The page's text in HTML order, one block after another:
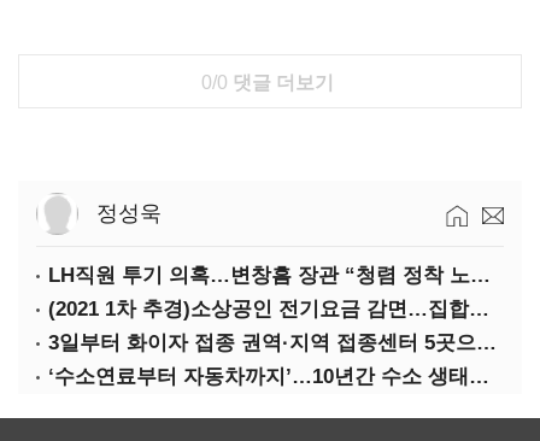
0/0 댓글 더보기
정성욱
LH직원 투기 의혹…변창흠 장관 “청렴 정착 노력해야”
(2021 1차 추경)소상공인 전기요금 감면…집합금지·제한 115만호 대상
3일부터 화이자 접종 권역·지역 접종센터 5곳으로 확대
‘수소연료부터 자동차까지’…10년간 수소 생태계 구축 42조 투자